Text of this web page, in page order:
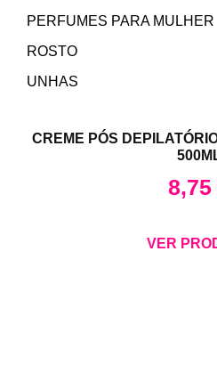
CREME PÓS
8,75
VER
PERFUMES PARA MULHER
ROSTO
UNHAS